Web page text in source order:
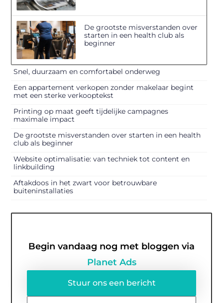
De grootste misverstanden over
starten in een health club als
beginner
Snel, duurzaam en comfortabel onderweg
Een appartement verkopen zonder makelaar begint
met een sterke verkooptekst
Printing op maat geeft tijdelijke campagnes
maximale impact
De grootste misverstanden over starten in een health
club als beginner
Website optimalisatie: van techniek tot content en
linkbuilding
Aftakdoos in het zwart voor betrouwbare
buiteninstallaties
Begin vandaag nog met bloggen via
Planet Ads
Stuur ons een bericht